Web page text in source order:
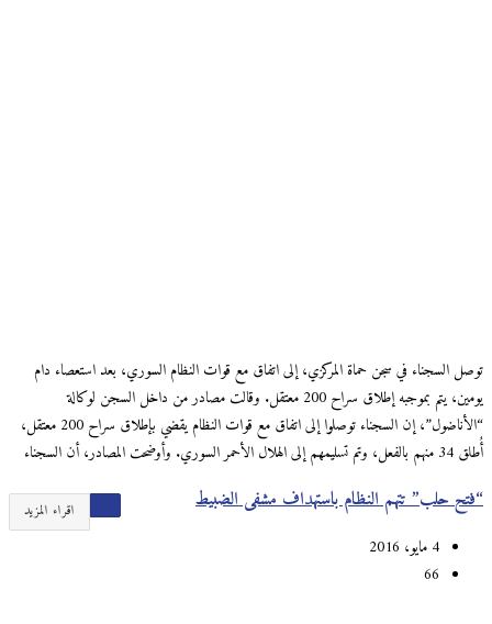
توصل السجناء في سجن حماة المركزي، إلى اتفاق مع قوات النظام السوري، بعد استعصاء دام
يومين، يتم بموجبه إطلاق سراح 200 معتقل. وقالت مصادر من داخل السجن لوكالة
“الأناضول”، إن السجناء توصلوا إلى اتفاق مع قوات النظام يقضي بإطلاق سراح 200 معتقل،
أُطلق 34 منهم بالفعل، وتم تسليمهم إلى الهلال الأحمر السوري. وأوضحت المصادر، أن السجناء
اقراء المزيد “فتح حلب” تتهم النظام باستهداف مشفى الضبيط
66